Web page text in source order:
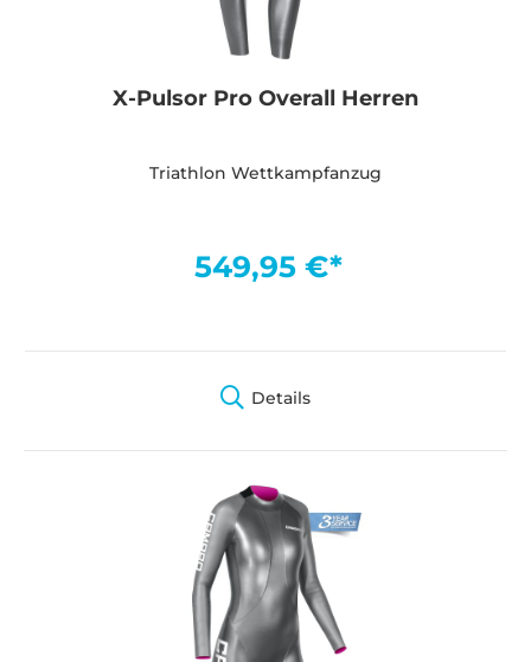
X-Pulsor Pro Overall Herren
Triathlon Wettkampfanzug
549,95 €*
Details